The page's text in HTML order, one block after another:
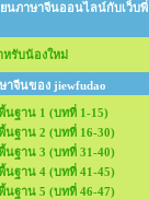
นภาษาจีนออนไลน์กับเว็บพี่
รับน้องใหม่
าจีนของ jiewfudao
นฐาน 1 (บทที่ 1-15)
นฐาน 2 (บทที่ 16-30)
นฐาน 3 (บทที่ 31-40)
นฐาน 4 (บทที่ 41-45)
นฐาน 5 (บทที่ 46-47)